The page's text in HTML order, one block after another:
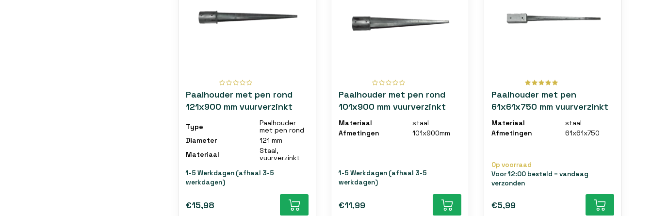
Paalhouder met pen rond
121x900 mm vuurverzinkt
Type
Paalhouder
met pen rond
Diameter
121 mm
Materiaal
Staal,
vuurverzinkt
1-5 Werkdagen (afhaal 3-5
werkdagen)
€15,98
Paalhouder met pen rond
101x900 mm vuurverzinkt
Materiaal
staal
Afmetingen
101x900mm
1-5 Werkdagen (afhaal 3-5
werkdagen)
€11,99
Paalhouder met pen
61x61x750 mm vuurverzinkt
Materiaal
staal
Afmetingen
61x61x750
Op voorraad
Voor 12:00 besteld = vandaag
verzonden
€5,99